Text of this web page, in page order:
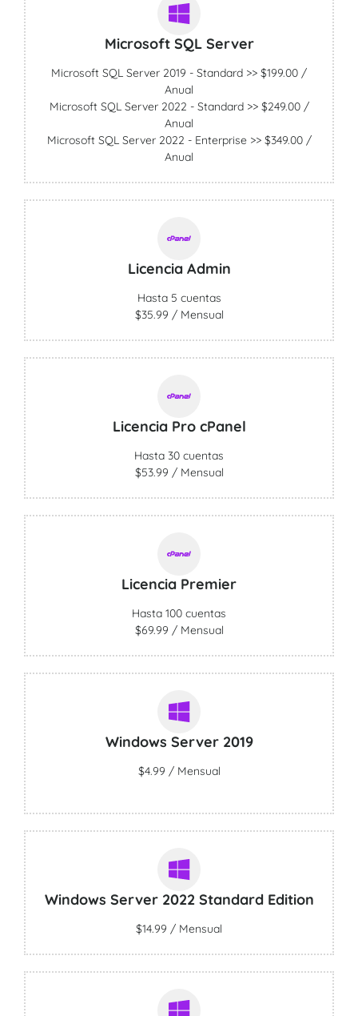
Microsoft SQL Server
Microsoft SQL Server 2019 - Standard >> $199.00 /
Anual
Microsoft SQL Server 2022 - Standard >> $249.00 /
Anual
Microsoft SQL Server 2022 - Enterprise >> $349.00 /
Anual
Licencia Admin
Hasta 5 cuentas
$35.99 / Mensual
Licencia Pro cPanel
Hasta 30 cuentas
$53.99 / Mensual
Licencia Premier
Hasta 100 cuentas
$69.99 / Mensual
Windows Server 2019
$4.99 / Mensual
Windows Server 2022 Standard Edition
$14.99 / Mensual